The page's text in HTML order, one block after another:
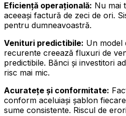
Eficiență operațională: Nu mai
aceeași factură de zeci de ori.
pentru dumneavoastră.
Venituri predictibile: Un model
recurente creează fluxuri de
predictibile. Bănci și investitori
risc mai mic.
Acuratețe și conformitate:
conform aceluiași șablon
sume consistente. Riscul de